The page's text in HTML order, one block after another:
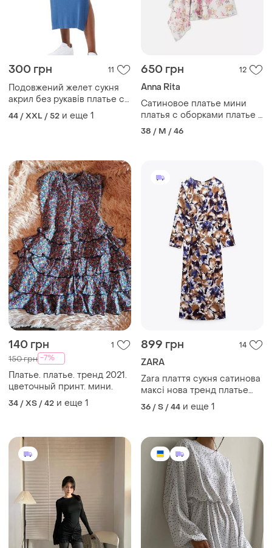
300 грн 11
Подовжений желет сукня
акрил без рукавів платье с
разрезами тренд
44 / XXL / 52 и еще 1
650 грн 12
Anna Rita
Сатиновое платье мини
платья с оборками платье с
разрезом коллаборация rita
ora сатиновое платье
38 / M / 46
140 грн 1
150 грн -7%
Платье. платье. тренд 2021.
цветочный принт. мини.
34 / XS / 42 и еще 1
899 грн 14
ZARA
Zara плаття сукня сатинова
максі нова тренд платье
длинное
36 / S / 44 и еще 1